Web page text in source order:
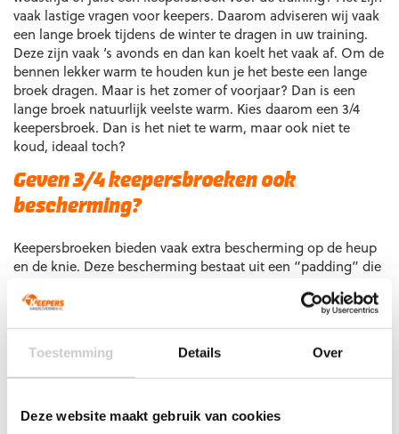
Toestemming Details Over
Deze website maakt gebruik van cookies
de
productpagina
vaak lastige vragen voor keepers. Daarom adviseren wij vaak
een lange broek tijdens de winter te dragen in uw training.
Deze zijn vaak ‘s avonds en dan kan koelt het vaak af. Om de
bennen lekker warm te houden kun je het beste een lange
broek dragen. Maar is het zomer of voorjaar? Dan is een
lange broek natuurlijk veelste warm. Kies daarom een 3/4
keepersbroek. Dan is het niet te warm, maar ook niet te
koud, ideaal toch?
Geven 3/4 keepersbroeken ook
bescherming?
Keepersbroeken bieden vaak extra bescherming op de heup
en de knie. Deze bescherming bestaat uit een “padding” die
vaak van een materiaal gemaakt, waardoor het vallen op de
slijtvast materiaal (soort kevlar) waardoor de keepersbroek
veel langer meegaat.
3/4 Keepersbroek bestellen?